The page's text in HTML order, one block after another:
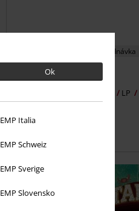
Ok
EMP Italia
EMP Schweiz
EMP Sverige
EMP Slovensko
Předobjednávka
Kč 819,00
LP
Standard